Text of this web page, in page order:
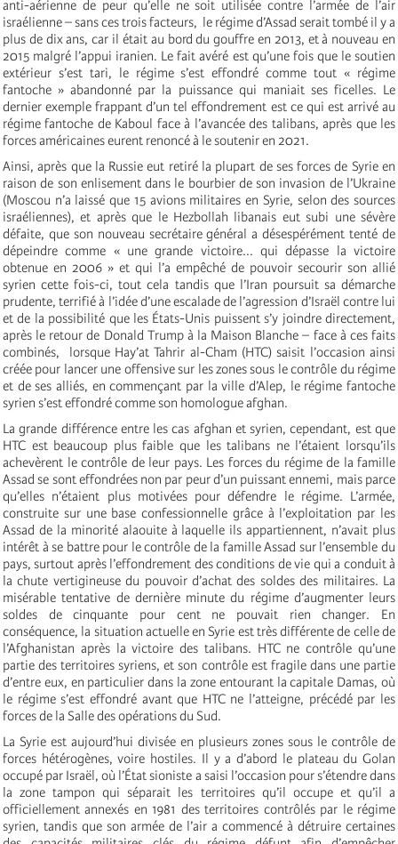
anti-aérienne de peur qu’elle ne soit utilisée contre l’armée de l’air
israélienne – sans ces trois facteurs, le régime d’Assad serait tombé il y a
plus de dix ans, car il était au bord du gouffre en 2013, et à nouveau en
2015 malgré l’appui iranien. Le fait avéré est qu’une fois que le soutien
extérieur s’est tari, le régime s’est effondré comme tout « régime
fantoche » abandonné par la puissance qui maniait ses ficelles. Le
dernier exemple frappant d’un tel effondrement est ce qui est arrivé au
régime fantoche de Kaboul face à l’avancée des talibans, après que les
forces américaines eurent renoncé à le soutenir en 2021.
Ainsi, après que la Russie eut retiré la plupart de ses forces de Syrie en
raison de son enlisement dans le bourbier de son invasion de l’Ukraine
(Moscou n’a laissé que 15 avions militaires en Syrie, selon des sources
israéliennes), et après que le Hezbollah libanais eut subi une sévère
défaite, que son nouveau secrétaire général a désespérément tenté de
dépeindre comme « une grande victoire... qui dépasse la victoire
obtenue en 2006 » et qui l’a empêché de pouvoir secourir son allié
syrien cette fois-ci, tout cela tandis que l’Iran poursuit sa démarche
prudente, terrifié à l’idée d’une escalade de l’agression d’Israël contre lui
et de la possibilité que les États-Unis puissent s’y joindre directement,
après le retour de Donald Trump à la Maison Blanche – face à ces faits
combinés, lorsque Hay’at Tahrir al-Cham (HTC) saisit l’occasion ainsi
créée pour lancer une offensive sur les zones sous le contrôle du régime
et de ses alliés, en commençant par la ville d’Alep, le régime fantoche
syrien s’est effondré comme son homologue afghan.
La grande différence entre les cas afghan et syrien, cependant, est que
HTC est beaucoup plus faible que les talibans ne l’étaient lorsqu’ils
achevèrent le contrôle de leur pays. Les forces du régime de la famille
Assad se sont effondrées non par peur d’un puissant ennemi, mais parce
qu’elles n’étaient plus motivées pour défendre le régime. L’armée,
construite sur une base confessionnelle grâce à l’exploitation par les
Assad de la minorité alaouite à laquelle ils appartiennent, n’avait plus
intérêt à se battre pour le contrôle de la famille Assad sur l’ensemble du
pays, surtout après l’effondrement des conditions de vie qui a conduit à
la chute vertigineuse du pouvoir d’achat des soldes des militaires. La
misérable tentative de dernière minute du régime d’augmenter leurs
soldes de cinquante pour cent ne pouvait rien changer. En
conséquence, la situation actuelle en Syrie est très différente de celle de
l’Afghanistan après la victoire des talibans. HTC ne contrôle qu’une
partie des territoires syriens, et son contrôle est fragile dans une partie
d’entre eux, en particulier dans la zone entourant la capitale Damas, où
le régime s’est effondré avant que HTC ne l’atteigne, précédé par les
forces de la Salle des opérations du Sud.
La Syrie est aujourd’hui divisée en plusieurs zones sous le contrôle de
forces hétérogènes, voire hostiles. Il y a d’abord le plateau du Golan
occupé par Israël, où l’État sioniste a saisi l’occasion pour s’étendre dans
la zone tampon qui séparait les territoires qu’il occupe et qu’il a
officiellement annexés en 1981 des territoires contrôlés par le régime
syrien, tandis que son armée de l’air a commencé à détruire certaines